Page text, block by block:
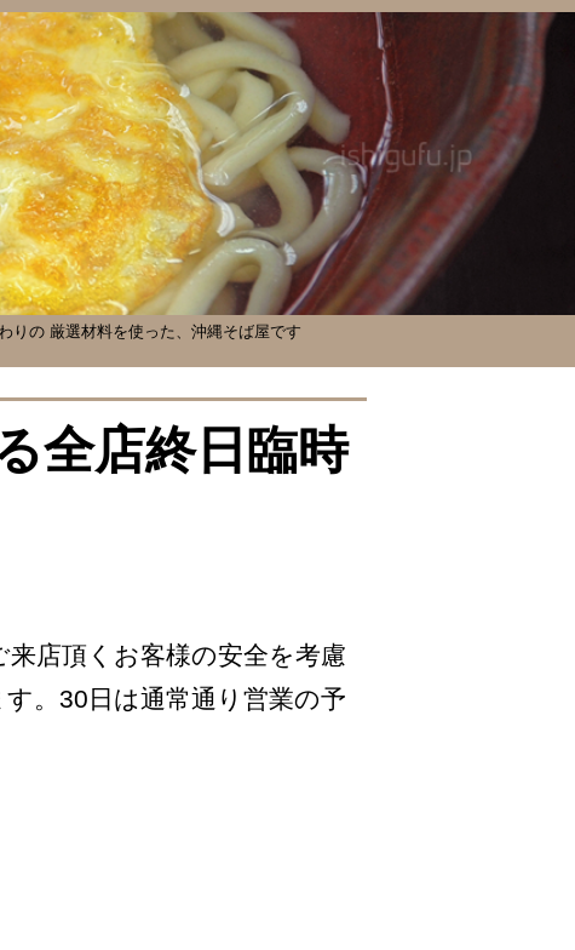
りの 厳選材料を使った、沖縄そば屋です
全店終日臨時
店頂くお客様の安全を考慮
。30日は通常通り営業の予